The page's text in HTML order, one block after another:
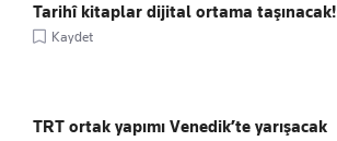
Tarihî kitaplar dijital ortama taşınacak!
Kaydet
TRT ortak yapımı Venedik’te yarışacak